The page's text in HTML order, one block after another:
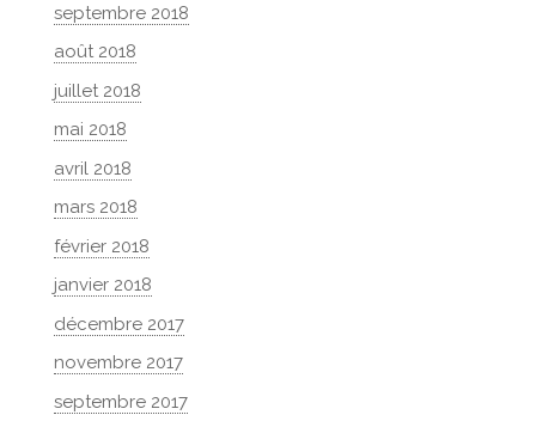
septembre 2018
août 2018
juillet 2018
mai 2018
avril 2018
mars 2018
février 2018
janvier 2018
décembre 2017
novembre 2017
septembre 2017